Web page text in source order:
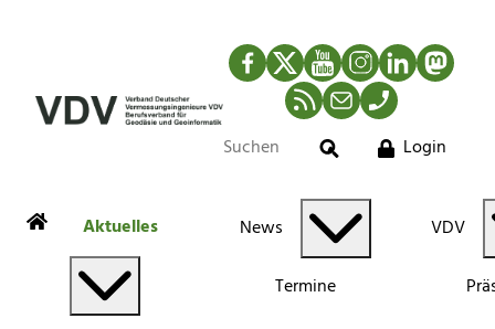
Facebook
TwitterYouTubeInstagram
LinkedIn
RSS-Newsfeed
MailTelefon
Suche
Login
Aktuelles News
Termine
VDV